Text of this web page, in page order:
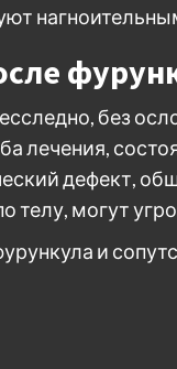
без
лечения,
дефект,
телу, могут
и